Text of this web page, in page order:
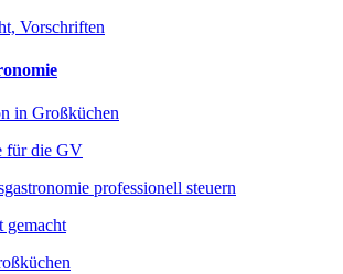
Vorschriften
in Großküchen
für die GV
professionell steuern
gemacht